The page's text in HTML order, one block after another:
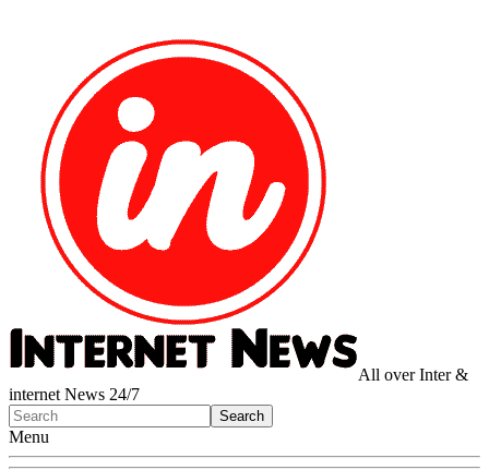
All over Inter &
internet News 24/7
Menu